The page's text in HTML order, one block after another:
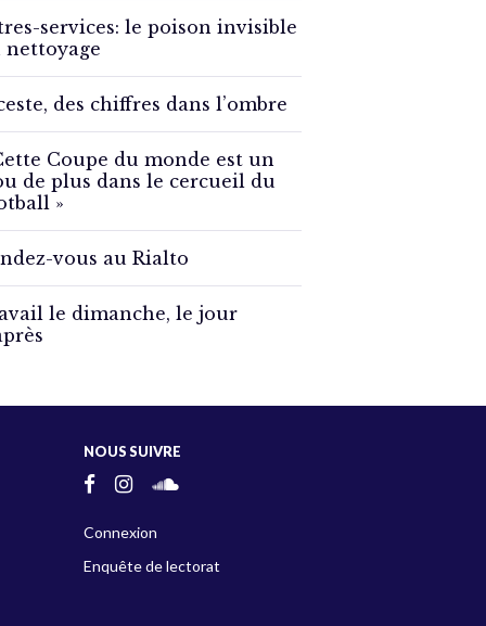
services: le poison invisible
nettoyage
des chiffres dans l’ombre
Coupe du monde est un
de plus dans le cercueil du
»
vous au Rialto
le dimanche, le jour
NOUS SUIVRE
Connexion
Enquête de lectorat